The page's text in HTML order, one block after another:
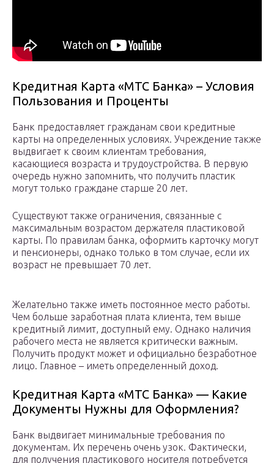
Кредитная Карта «МТС Банка» – Условия
Пользования и Проценты
Банк предоставляет гражданам свои кредитные
карты на определенных условиях. Учреждение также
выдвигает к своим клиентам требования,
касающиеся возраста и трудоустройства. В первую
очередь нужно запомнить, что получить пластик
могут только граждане старше 20 лет.
Существуют также ограничения, связанные с
максимальным возрастом держателя пластиковой
карты. По правилам банка, оформить карточку могут
и пенсионеры, однако только в том случае, если их
возраст не превышает 70 лет.
Желательно также иметь постоянное место работы.
Чем больше заработная плата клиента, тем выше
кредитный лимит, доступный ему. Однако наличия
рабочего места не является критически важным.
Получить продукт может и официально безработное
лицо. Главное – иметь определенный доход.
Кредитная Карта «МТС Банка» — Какие
Документы Нужны для Оформления?
Банк выдвигает минимальные требования по
документам. Их перечень очень узок. Фактически,
для получения пластикового носителя потребуется